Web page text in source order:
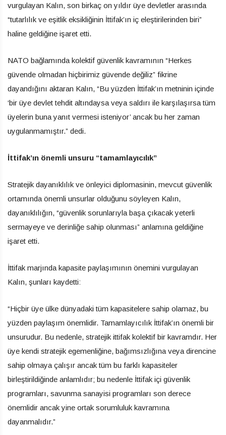
vurgulayan Kalın, son birkaç on yıldır üye devletler arasında
“tutarlılık ve eşitlik eksikliğinin İttifak’ın iç eleştirilerinden biri”
haline geldiğine işaret etti.
NATO bağlamında kolektif güvenlik kavramının “Herkes
güvende olmadan hiçbirimiz güvende değiliz” fikrine
dayandığını aktaran Kalın, “Bu yüzden İttifak’ın metninin içinde
‘bir üye devlet tehdit altındaysa veya saldırı ile karşılaşırsa tüm
üyelerin buna yanıt vermesi isteniyor’ ancak bu her zaman
uygulanmamıştır.” dedi.
İttifak’ın önemli unsuru “tamamlayıcılık”
Stratejik dayanıklılık ve önleyici diplomasinin, mevcut güvenlik
ortamında önemli unsurlar olduğunu söyleyen Kalın,
dayanıklılığın, “güvenlik sorunlarıyla başa çıkacak yeterli
sermayeye ve derinliğe sahip olunması” anlamına geldiğine
işaret etti.
İttifak marjında kapasite paylaşımının önemini vurgulayan
Kalın, şunları kaydetti:
“Hiçbir üye ülke dünyadaki tüm kapasitelere sahip olamaz, bu
yüzden paylaşım önemlidir. Tamamlayıcılık İttifak’ın önemli bir
unsurudur. Bu nedenle, stratejik ittifak kolektif bir kavramdır. Her
üye kendi stratejik egemenliğine, bağımsızlığına veya direncine
sahip olmaya çalışır ancak tüm bu farklı kapasiteler
birleştirildiğinde anlamlıdır; bu nedenle İttifak içi güvenlik
programları, savunma sanayisi programları son derece
önemlidir ancak yine ortak sorumluluk kavramına
dayanmalıdır.”